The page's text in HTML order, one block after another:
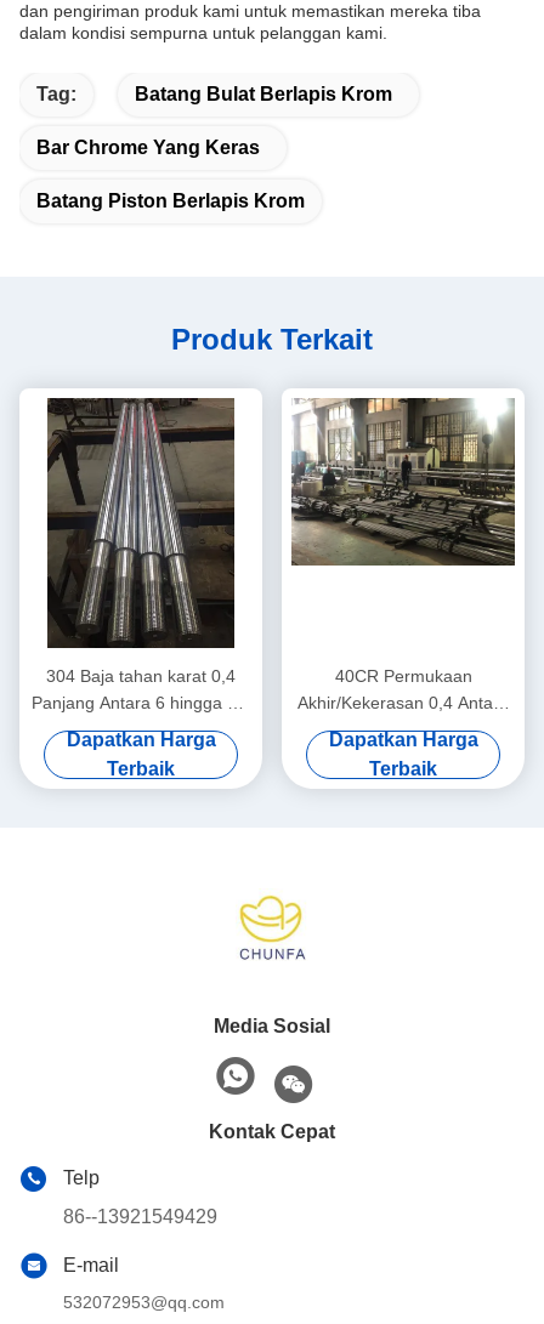
dan pengiriman produk kami untuk memastikan mereka tiba
dalam kondisi sempurna untuk pelanggan kami.
Tag: Batang Bulat Berlapis Krom
Bar Chrome Yang Keras
Batang Piston Berlapis Krom
Produk Terkait
304 Baja tahan karat 0,4
Panjang Antara 6 hingga 8,1
Meter Mesin Teknik Batang
Piston Chrome
Dapatkan Harga
Terbaik
40CR Permukaan
Akhir/Kekerasan 0,4 Antara
50-55 derajat Chrome Piston
Rod Perangkat Medis
Dapatkan Harga
Terbaik
Media Sosial
Kontak Cepat
Telp
86--13921549429
E-mail
532072953@qq.com